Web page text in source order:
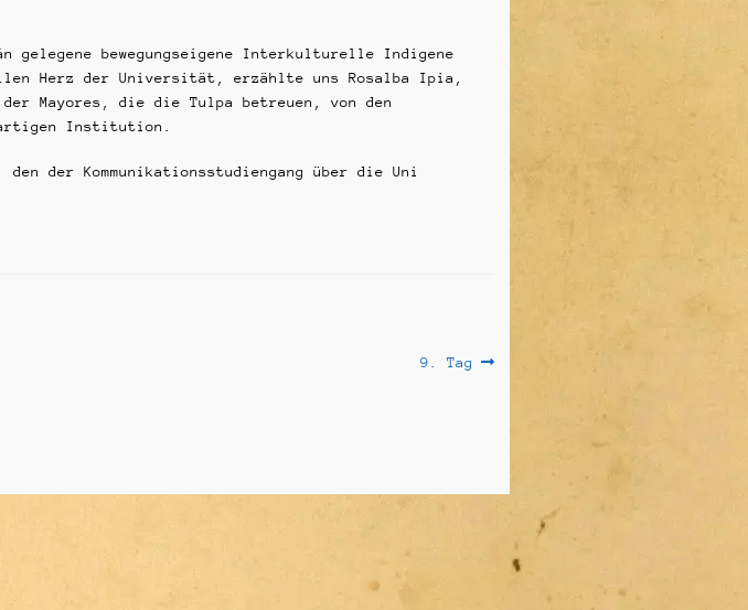
gelegene bewegungseigene Interkulturelle Indigene
Herz der Universität, erzählte uns Rosalba Ipia,
Mayores, die die Tulpa betreuen, von den
Institution.
den der Kommunikationsstudiengang über die Uni
Nächster
9. Tag